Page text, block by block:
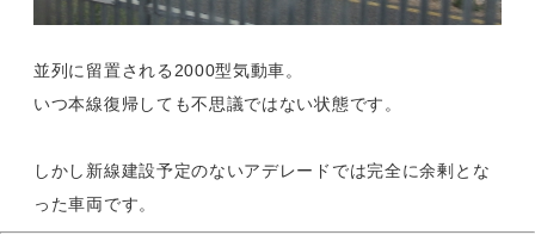
並列に留置される2000型気動車。
いつ本線復帰しても不思議ではない状態です。
しかし新線建設予定のないアデレードでは完全に余剰とな
った車両です。